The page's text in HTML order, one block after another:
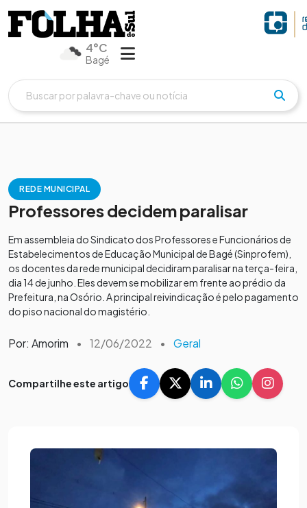
4°C
Bagé
REDE MUNICIPAL
Professores decidem paralisar
Em assembleia do Sindicato dos Professores e Funcionários de
Estabelecimentos de Educação Municipal de Bagé (Sinprofem),
os docentes da rede municipal decidiram paralisar na terça-feira,
dia 14 de junho. Eles devem se mobilizar em frente ao prédio da
Prefeitura, na Osório. A principal reivindicação é pelo pagamento
do piso nacional do magistério.
Por: Amorim • 12/06/2022 • Geral
Compartilhe este artigo